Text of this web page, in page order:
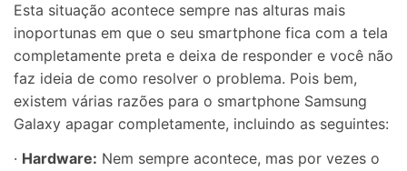
Esta situação acontece sempre nas alturas mais
inoportunas em que o seu smartphone fica com a tela
completamente preta e deixa de responder e você não
faz ideia de como resolver o problema. Pois bem,
existem várias razões para o smartphone Samsung
Galaxy apagar completamente, incluindo as seguintes:
· Hardware: Nem sempre acontece, mas por vezes o